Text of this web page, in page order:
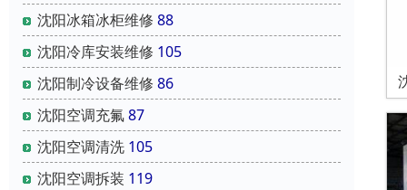
沈阳冰箱冰柜维修 88
沈阳冷库安装维修 105
沈阳制冷设备维修 86
沈阳空调充氟87
沈阳空调清洗 105
沈阳空调拆装 119